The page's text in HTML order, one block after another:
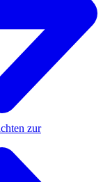
zur